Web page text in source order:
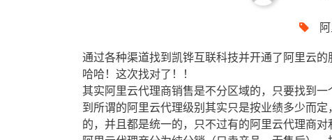
通过各种渠道找到凯铧互联科技并开通了阿里云的
哈哈！这次找对了！！
其实阿里云代理商销售是不分区域的，只要找到
到所谓的阿里云代理级别其实只是按业绩多少而
的，并且都是统一的，只不过有的阿里云代理商对